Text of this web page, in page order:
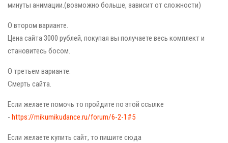
минуты анимации.(возможно больше, зависит от сложности)
О втором варианте.
Цена сайта 3000 рублей, покупая вы получаете весь комплект и
становитесь босом.
О третьем варианте.
Смерть сайта.
Если желаете помочь то пройдите по этой ссылке
- https://mikumikudance.ru/forum/6-2-1#5
Если желаете купить сайт, то пишите сюда